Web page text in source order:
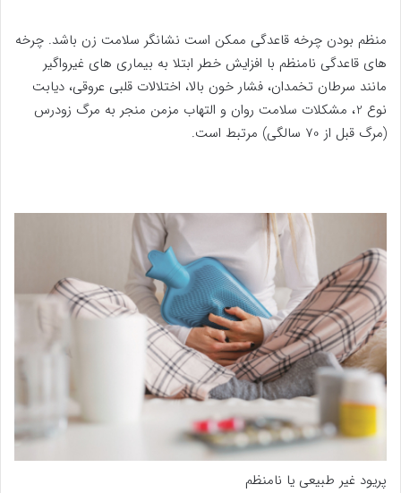
منظم بودن چرخه قاعدگی ممکن است نشانگر سلامت زن باشد. چرخه
های قاعدگی نامنظم با افزایش خطر ابتلا به بیماری های غیرواگیر
مانند سرطان تخمدان، فشار خون بالا، اختلالات قلبی عروقی، دیابت
نوع 2، مشکلات سلامت روان و التهاب مزمن منجر به مرگ زودرس
(مرگ قبل از 70 سالگی) مرتبط است.
پریود غیر طبیعی یا نامنظم